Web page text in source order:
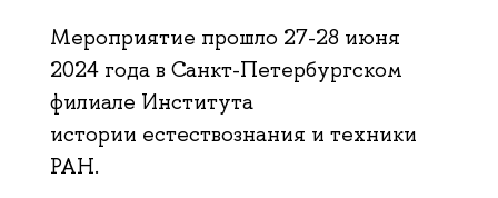
Мероприятие прошло 27-28 июня
2024 года в Санкт-Петербургском
филиале Института
истории естествознания и техники
РАН.